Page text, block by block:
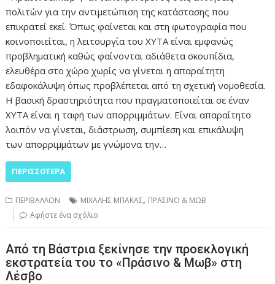
πολιτών για την αντιμετώπιση της κατάστασης που
επικρατεί εκεί. Όπως φαίνεται και στη φωτογραφία που
κοινοποιείται, η λειτουργία του ΧΥΤΑ είναι εμφανώς
προβληματική καθώς φαίνονται αδιάθετα σκουπίδια,
ελευθέρα στο χώρο χωρίς να γίνεται η απαραίτητη
εδαφοκάλυψη όπως προβλέπεται από τη σχετική νομοθεσία.
Η βασική δραστηριότητα που πραγματοποιείται σε έναν
ΧΥΤΑ είναι η ταφή των απορριμμάτων. Είναι απαραίτητο
λοιπόν να γίνεται, διάστρωση, συμπίεση και επικάλυψη
των απορριμμάτων με γνώμονα την…
ΠΕΡΙΣΣΌΤΕΡΑ
ΠΕΡΙΒΑΛΛΟΝ ΜΙΧΑΛΗΣ ΜΠΑΚΑΣ, ΠΡΑΣΙΝΟ & ΜΩΒ
Αφήστε ένα σχόλιο
Από τη Βάστρια ξεκίνησε την προεκλογική
εκστρατεία του το «Πράσινο & Μωβ» στη
Λέσβο